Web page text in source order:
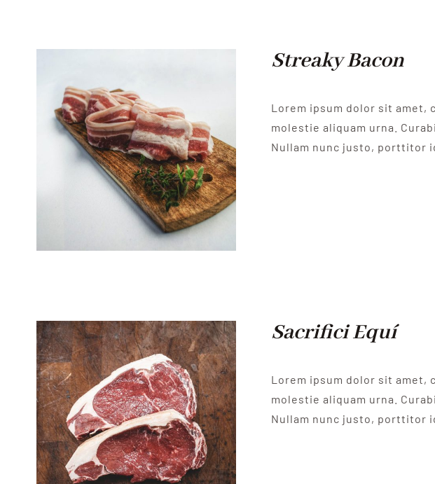
Streaky Bacon
Lorem ipsum dolor sit amet,
molestie aliquam urna.
Nullam nunc justo, porttitor
Sacrifici Equí
Lorem ipsum dolor sit amet,
molestie aliquam urna.
Nullam nunc justo, porttitor